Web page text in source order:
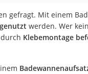
mit Kamera
gefragt. Mit einem
werden. Wer
Klebemontage